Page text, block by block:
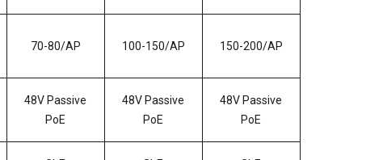
70-80/AP 100-150/AP 150-200/AP
48V Passive
PoE
48V Passive
PoE
48V Passive
PoE